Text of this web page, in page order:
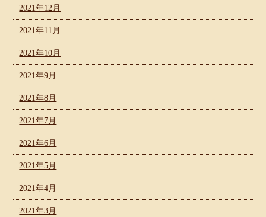
2021年12月
2021年11月
2021年10月
2021年9月
2021年8月
2021年7月
2021年6月
2021年5月
2021年4月
2021年3月